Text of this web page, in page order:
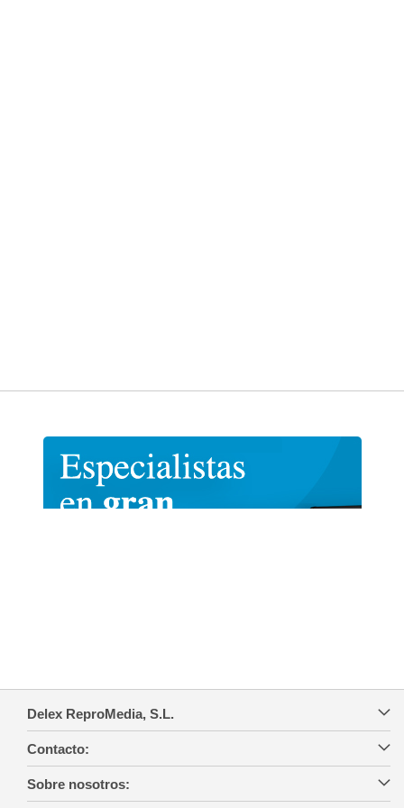
Delex ReproMedia, S.L.
Contacto:
Sobre nosotros: